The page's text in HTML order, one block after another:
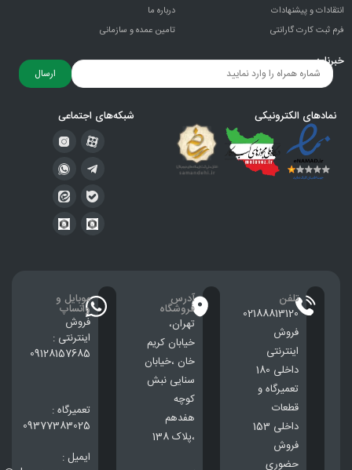
انتقادات و پيشنهادات
فرم ثبت کارت گارانتی
درباره ما
تامین عمده و سازمانی
خبرنامه
ارسال
نمادهای الکترونیکی شبکه‌های اجتماعی
تلفن
02188813120
فروش
اینترنتی
داخلی 180
تعمیرگاه و
قطعات
داخلی 153
فروش
حضوری
آدرس
فروشگاه
تهران،
خيابان كريم
خان ،خيابان
سنایی نبش
کوچه
هفدهم
،پلاک 138
موبایل و
واتساپ
فروش
اینترنتی :
09128157685
تعمیرگاه :
09377383025
ایمیل :